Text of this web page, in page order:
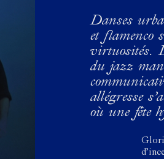
Danses
et flamenco
virtuosités.
du jazz
allégresse
où une fête